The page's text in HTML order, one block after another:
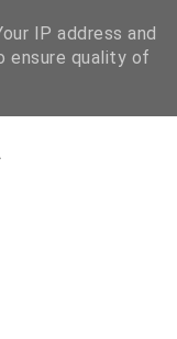
IP address and
ensure quality of